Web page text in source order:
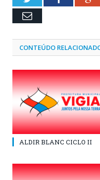
Email
CONTEÚDO
ALDIR BLANC CICLO II